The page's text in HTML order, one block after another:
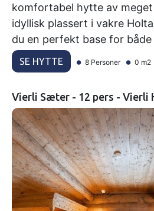
komfortabel hytte av
idyllisk plassert i vakre
du en perfekt base for både
SE HYTTE 8 Personer 0 m2
Vierli Sæter - 12 pers - Vierli